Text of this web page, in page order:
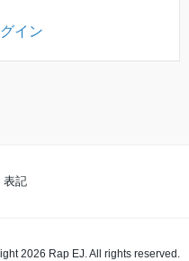
イン
表記
2026 Rap EJ. All rights reserved.